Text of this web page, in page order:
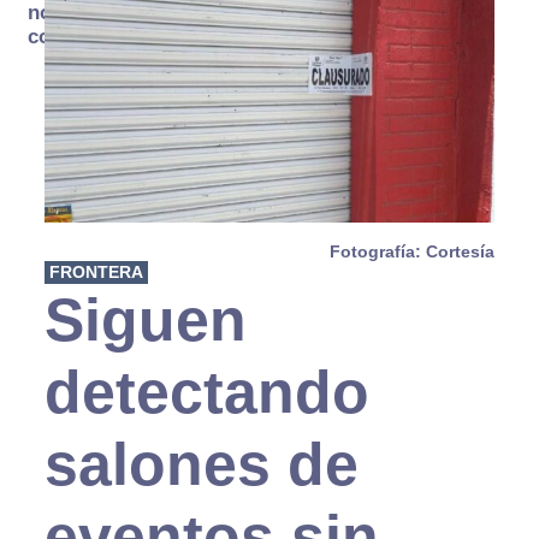
no se
consume
Fotografía: Cortesía
FRONTERA
Siguen
detectando
salones de